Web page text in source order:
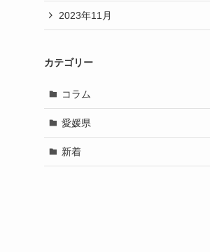
2023年11月
カテゴリー
コラム
愛媛県
新着